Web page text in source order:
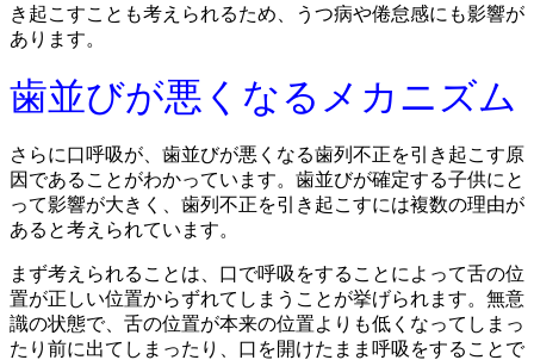
き起こすことも考えられるため、うつ病や倦怠感にも影響が
あります。
歯並びが悪くなるメカニズム
さらに口呼吸が、歯並びが悪くなる歯列不正を引き起こす原
因であることがわかっています。歯並びが確定する子供にと
って影響が大きく、歯列不正を引き起こすには複数の理由が
あると考えられています。
まず考えられることは、口で呼吸をすることによって舌の位
置が正しい位置からずれてしまうことが挙げられます。無意
識の状態で、舌の位置が本来の位置よりも低くなってしまっ
たり前に出てしまったり、口を開けたまま呼吸をすることで